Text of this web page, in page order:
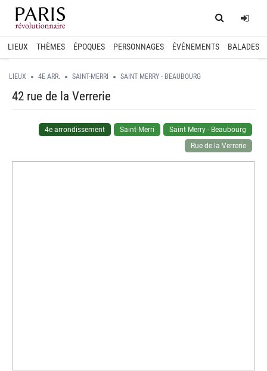
Home
LIEUX THÈMES ÉPOQUES PERSONNAGES ÉVÉNEMENTS BALADES
LIEUX 4E ARR. SAINT-MERRI SAINT MERRY - BEAUBOURG
42 rue de la Verrerie
4e arrondissement Saint-Merri
Saint Merry - Beaubourg
Rue de la Verrerie